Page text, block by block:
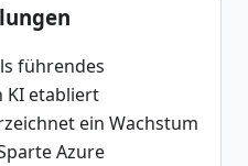
führendes
KI etabliert
ein Wachstum
Azure